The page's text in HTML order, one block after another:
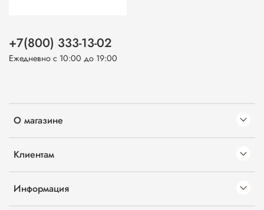
О магазине
Клиентам
Информация
+7(800) 333-13-02
Ежедневно с 10:00 до 19:00